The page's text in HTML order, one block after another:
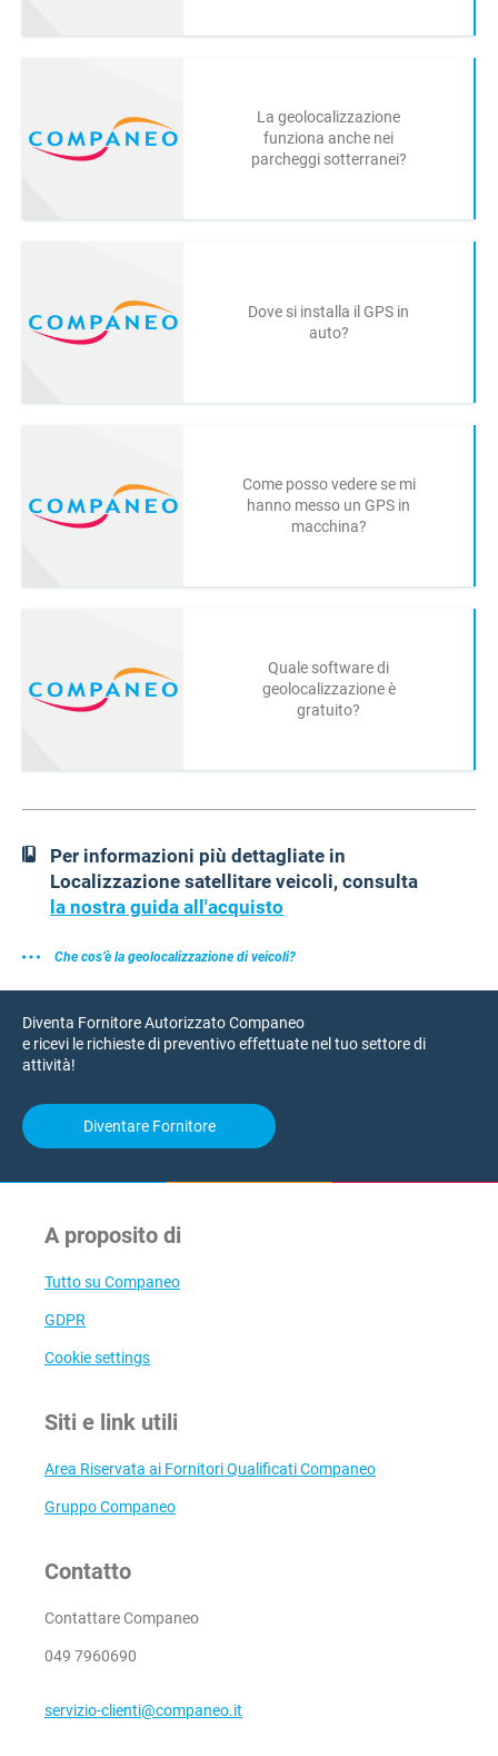
La geolocalizzazione
funziona anche nei
parcheggi sotterranei?
Dove si installa il GPS in
auto?
Come posso vedere se mi
hanno messo un GPS in
macchina?
Quale software di
geolocalizzazione è
gratuito?
Per informazioni più dettagliate in
Localizzazione satellitare veicoli, consulta
la nostra guida all'acquisto
Che cos’è la geolocalizzazione di veicoli?
Diventa Fornitore Autorizzato Companeo
e ricevi le richieste di preventivo effettuate nel tuo settore di
attività!
Diventare Fornitore
A proposito di
Tutto su Companeo
GDPR
Cookie settings
Siti e link utili
Area Riservata ai Fornitori Qualificati Companeo
Gruppo Companeo
Contatto
Contattare Companeo
049 7960690
servizio-clienti@companeo.it